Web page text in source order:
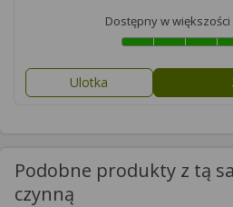
Dostępny w
Ulotka
Podobne produkty z tą
czynną